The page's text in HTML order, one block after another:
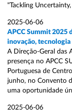
"Tackling
2025-06-06
APCC Summit 2025
inovação,
A Direção-Geral das
presença no APCC
Portuguesa de
junho, no Convento
uma oportunidade
2025-06-06